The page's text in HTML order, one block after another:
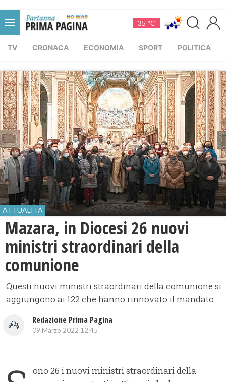
35 °C
TV CRONACA ECONOMIA SPORT POLITICA
ATTUALITÀ
Mazara, in Diocesi 26 nuovi
ministri straordinari della
comunione
Questi nuovi ministri straordinari della comunione si
aggiungono ai 122 che hanno rinnovato il mandato
Redazione Prima Pagina
09 Marzo 2022 12:45
ono 26 i nuovi ministri straordinari della